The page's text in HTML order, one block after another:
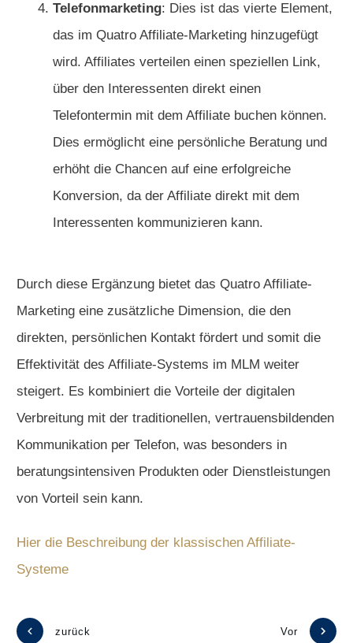
Telefonmarketing: Dies ist das vierte Element,
das im Quatro Affiliate-Marketing hinzugefügt
wird. Affiliates verteilen einen speziellen Link,
über den Interessenten direkt einen
Telefontermin mit dem Affiliate buchen können.
Dies ermöglicht eine persönliche Beratung und
erhöht die Chancen auf eine erfolgreiche
Konversion, da der Affiliate direkt mit dem
Interessenten kommunizieren kann.
Durch diese Ergänzung bietet das Quatro Affiliate-
Marketing eine zusätzliche Dimension, die den
direkten, persönlichen Kontakt fördert und somit die
Effektivität des Affiliate-Systems im MLM weiter
steigert. Es kombiniert die Vorteile der digitalen
Verbreitung mit der traditionellen, vertrauensbildenden
Kommunikation per Telefon, was besonders in
beratungsintensiven Produkten oder Dienstleistungen
von Vorteil sein kann.
Hier die Beschreibung der klassischen Affiliate-
Systeme
zurück Vor